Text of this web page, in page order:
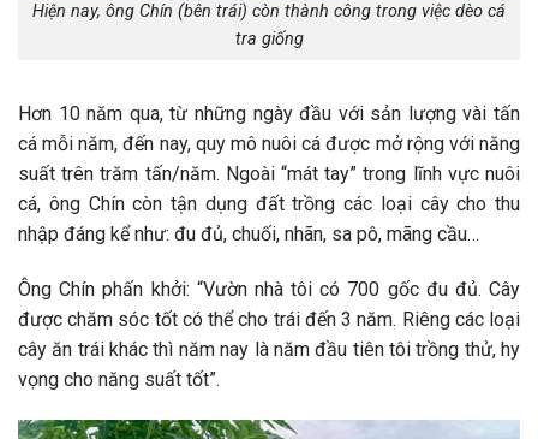
Hiện nay, ông Chín (bên trái) còn thành công trong việc dèo cá
tra giống
Hơn 10 năm qua, từ những ngày đầu với sản lượng vài tấn
cá mỗi năm, đến nay, quy mô nuôi cá được mở rộng với năng
suất trên trăm tấn/năm. Ngoài “mát tay” trong lĩnh vực nuôi
cá, ông Chín còn tận dụng đất trồng các loại cây cho thu
nhập đáng kể như: đu đủ, chuối, nhãn, sa pô, mãng cầu…
Ông Chín phấn khởi: “Vườn nhà tôi có 700 gốc đu đủ. Cây
được chăm sóc tốt có thể cho trái đến 3 năm. Riêng các loại
cây ăn trái khác thì năm nay là năm đầu tiên tôi trồng thử, hy
vọng cho năng suất tốt”.